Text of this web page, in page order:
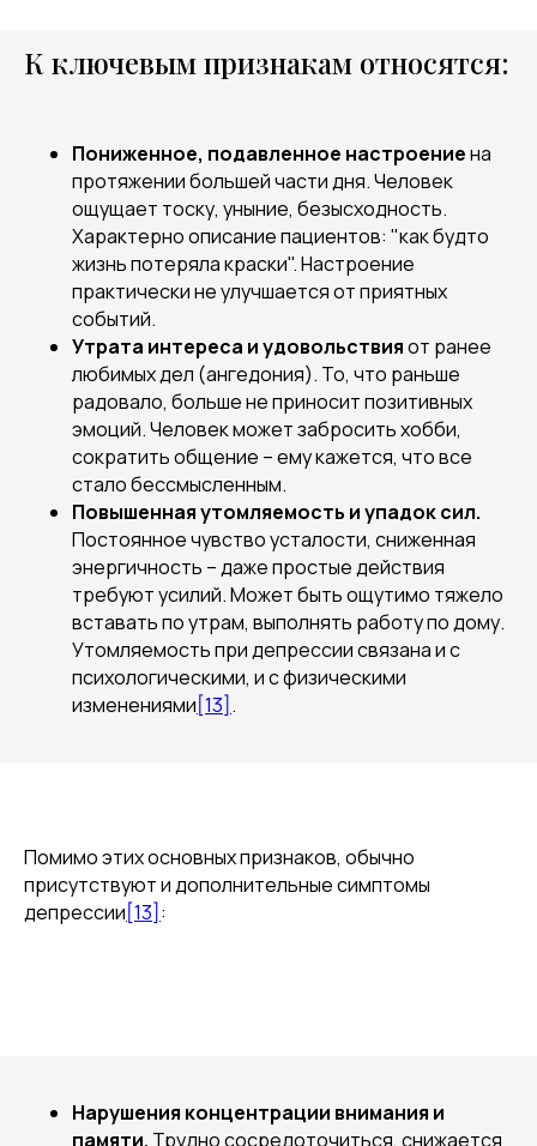
К ключевым признакам относятся:
Пониженное, подавленное настроениена
протяжении большей части дня. Человек
ощущает тоску, уныние, безысходность.
Характерно описание пациентов: "как будто
жизнь потеряла краски". Настроение
практически не улучшается от приятных
событий.
Утрата интереса и удовольствияот ранее
любимых дел (ангeдония). То, что раньше
радовало, больше не приносит позитивных
эмоций. Человек может забросить хобби,
сократить общение – ему кажется, что все
стало бессмысленным.
Повышенная утомляемость и упадок сил.
Постоянное чувство усталости, сниженная
энергичность – даже простые действия
требуют усилий. Может быть ощутимо тяжело
вставать по утрам, выполнять работу по дому.
Утомляемость при депрессии связана и с
психологическими, и с физическими
изменениями[13] .
Помимо этих основных признаков, обычно
присутствуют и дополнительные симптомы
депрессии[13] :
Нарушения концентрации внимания и
памяти. Трудно сосредоточиться, снижается